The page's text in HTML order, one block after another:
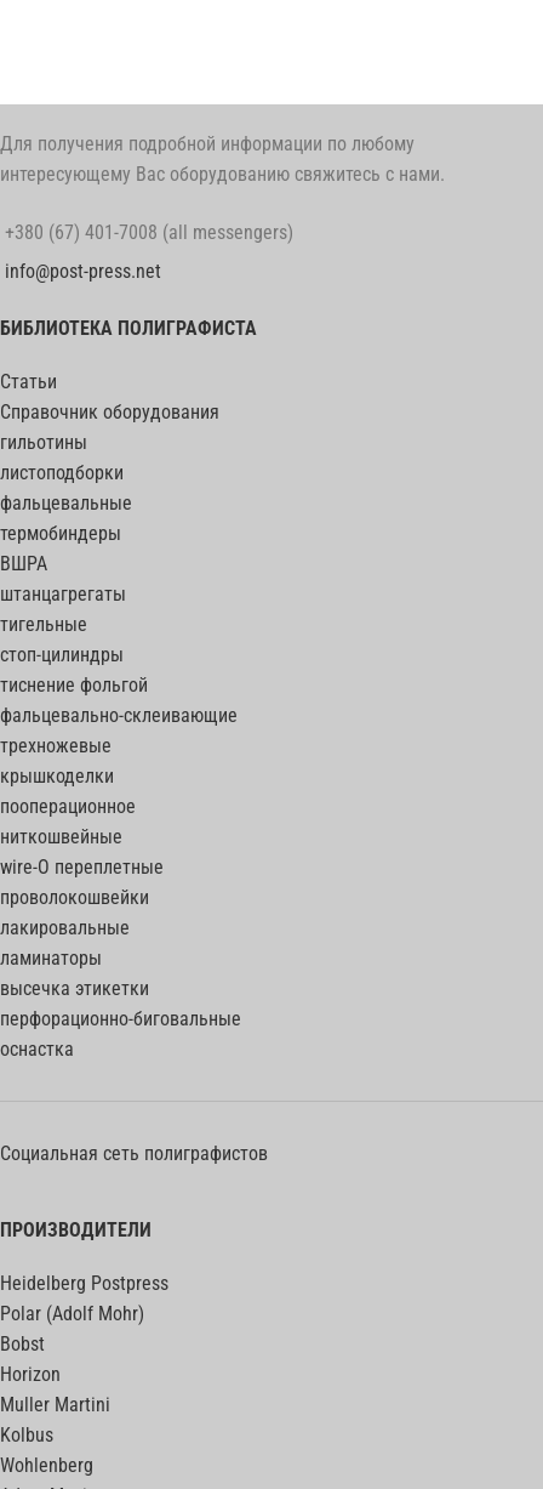
Для получения подробной информации по любому
интересующему Вас оборудованию свяжитесь с нами.
+380 (67) 401-7008 (all messengers)
info@post-press.net
БИБЛИОТЕКА ПОЛИГРАФИСТА
Статьи
Справочник оборудования
гильотины
листоподборки
фальцевальные
термобиндеры
ВШРА
штанцагрегаты
тигельные
стоп-цилиндры
тиснение фольгой
фальцевально-склеивающие
трехножевые
крышкоделки
пооперационное
ниткошвейные
wire-O переплетные
проволокошвейки
лакировальные
ламинаторы
высечка этикетки
перфорационно-биговальные
оснастка
Социальная сеть полиграфистов
ПРОИЗВОДИТЕЛИ
Heidelberg Postpress
Polar (Adolf Mohr)
Bobst
Horizon
Muller Martini
Kolbus
Wohlenberg